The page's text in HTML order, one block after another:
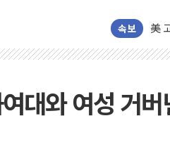
속보
[AI
뉴
[사
뉴
대와 여성 거